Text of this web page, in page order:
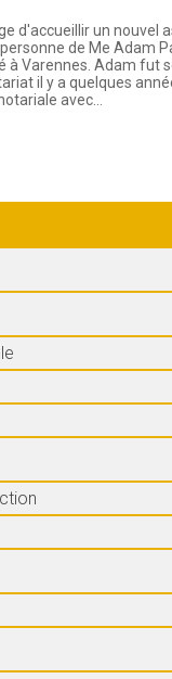
d'accueillir un nouvel
de Me Adam
à Varennes. Adam fut
il y a quelques
avec…